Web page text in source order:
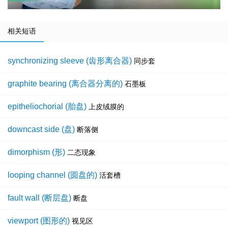
相关短语
synchronizing sleeve (齿形离合器) 同步套
graphite bearing (离合器分离的) 石墨板
epitheliochorial (胎盘) 上皮绒膜的
downcast side (盘) 断落侧
dimorphism (形) 二态现象
looping channel (圆盘的) 活套槽
fault wall (断层盘) 断盘
viewport (图形的) 视见区